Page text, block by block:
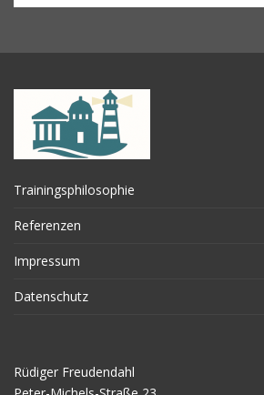
Trainingsphilosophie
Referenzen
Impressum
Datenschutz
Rüdiger Freudendahl